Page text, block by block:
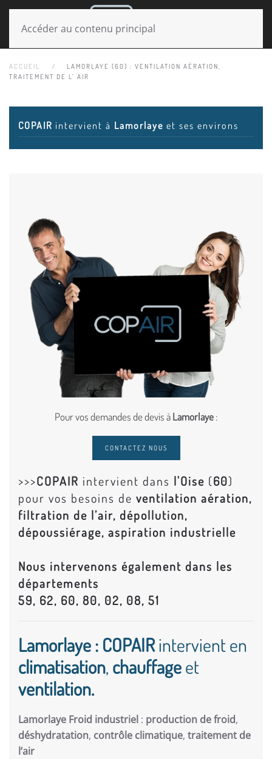
Accéder au contenu principal
ACCUEIL
LAMORLAYE (60) : VENTILATION AÉRATION,
TRAITEMENT DE L’ AIR
COPAIR intervient à Lamorlaye et ses environs
Pour vos demandes de devis àLamorlaye:
CONTACTEZ NOUS
>>>COPAIR intervient dans l'Oise (60)
pour vos besoins de ventilation aération,
filtration de l’air, dépollution,
dépoussiérage, aspiration industrielle
Nous intervenons également dans les
départements
59, 62, 60, 80, 02, 08, 51
Lamorlaye : COPAIRintervient en
climatisation, chauffageet
ventilation.
Lamorlaye Froid industriel : production de froid,
déshydratation, contrôle climatique, traitement de
l’air